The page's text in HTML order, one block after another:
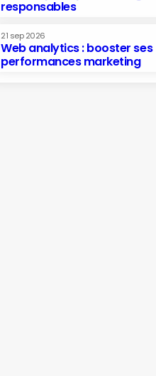
responsables
21 sep 2026
Web analytics : booster ses
performances marketing